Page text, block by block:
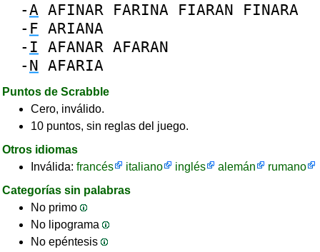
-A AFINAR FARINA FIARAN
FINARA
- F ARIANA
- I AFANAR AFARAN
- N AFARIA
Puntos de Scrabble
Cero, inválido.
10 puntos, sin reglas del juego.
Otros idiomas
Inválida: francés italiano inglés alemán
rumano
Categorías sin palabras
No primo
No lipograma
No epéntesis